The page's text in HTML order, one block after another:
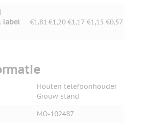
label
€1,81 €1,20 €1,17 €1,15 €0,57
Houten telefoonhouder
Grouw stand
MO-102487